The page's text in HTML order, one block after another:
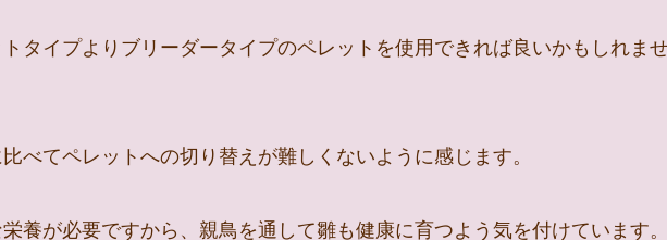
タイプよりブリーダータイプのペレットを使用できれば良いかもしれま
べてペレットへの切り替えが難しくないように感じます。
養が必要ですから、親鳥を通して雛も健康に育つよう気を付けています